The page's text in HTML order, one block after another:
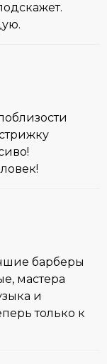
барберы
мастера
и
только к